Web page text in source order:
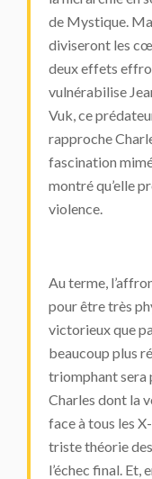
de Mystique.
diviseront les
deux effets
vulnérabilise
Vuk, ce
rapproche
fascination
montré qu’elle
violence.
Au terme,
pour être très
victorieux que
beaucoup plus
triomphant sera
Charles dont la
face à tous les
triste théorie
l’échec final. Et,